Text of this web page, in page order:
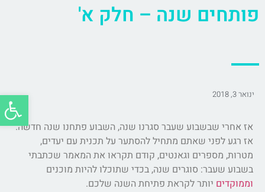
פתח
פותחים שנה – חלק א'
ינואר 3, 2018
אז אחרי שבשבוע שעבר סגרנו שנה, השבוע פתחנו שנה חדשה.
אז רגע לפני שאתם מתחיל להסתער על תכנית עם יעדים,
מטרות, מספרים וגאנטים, קודם תקראו את המאמר שכתבתי
בשבוע שעבר: סוגרים שנה, בכדי שתוכלו להיות מוכנים
וממוקדים יותר לקראת פתיחת השנה שלכם.